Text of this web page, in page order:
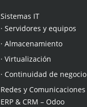
Sistemas IT
· Servidores y equipos
· Almacenamiento
· Virtualización
· Continuidad de negocio
Redes y Comunicaciones
ERP & CRM – Odoo